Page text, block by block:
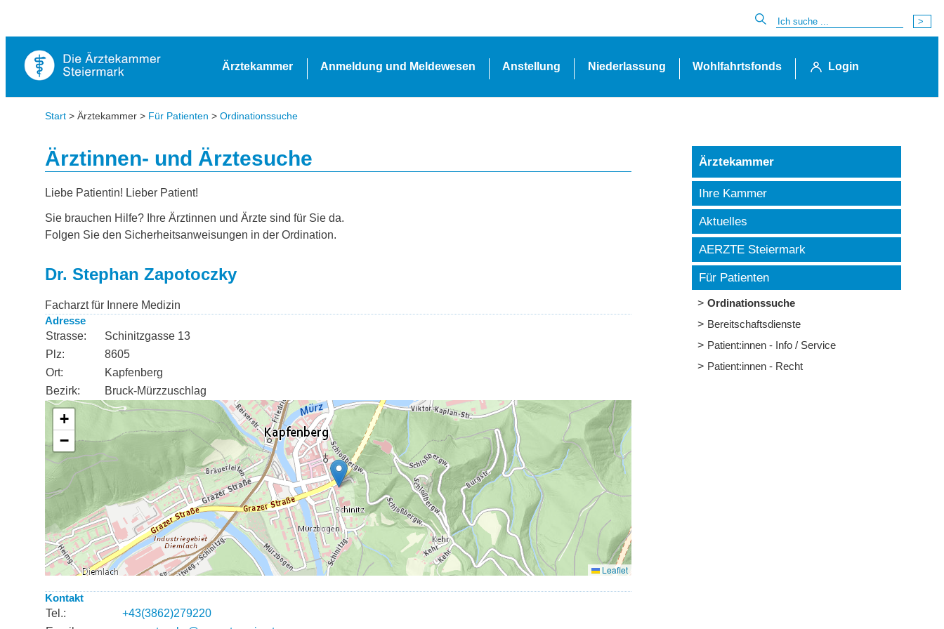
Ärztekammer Anmeldung und Meldewesen Anstellung Niederlassung Wohlfahrtsfonds Login
Start > Ärztekammer > Für Patienten > Ordinationssuche
Ärztinnen- und Ärztesuche
Liebe Patientin! Lieber Patient!
Sie brauchen Hilfe? Ihre Ärztinnen und Ärzte sind für Sie da.
Folgen Sie den Sicherheitsanweisungen in der Ordination.
Dr. Stephan Zapotoczky
Facharzt für Innere Medizin
Adresse
Strasse:
Schinitzgasse 13
Plz:
8605
Ort:
Kapfenberg
Bezirk:
Bruck-Mürzzuschlag
Kontakt
Tel.:
+43(3862)279220
Ärztekammer
Ihre Kammer
Aktuelles
AERZTE Steiermark
Für Patienten
Ordinationssuche
Bereitschaftsdienste
Patient:innen - Info / Service
Patient:innen - Recht